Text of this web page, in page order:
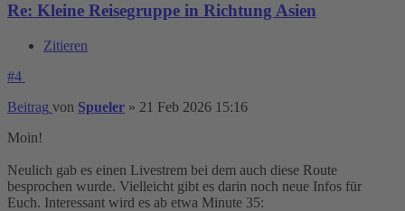
Re: Kleine Reisegruppe in Richtung Asien
Zitieren
#4
Beitrag von Spueler » 21 Feb 2026 15:16
Moin!
Neulich gab es einen Livestrem bei dem auch diese Route
besprochen wurde. Vielleicht gibt es darin noch neue Infos für
Euch. Interessant wird es ab etwa Minute 35: